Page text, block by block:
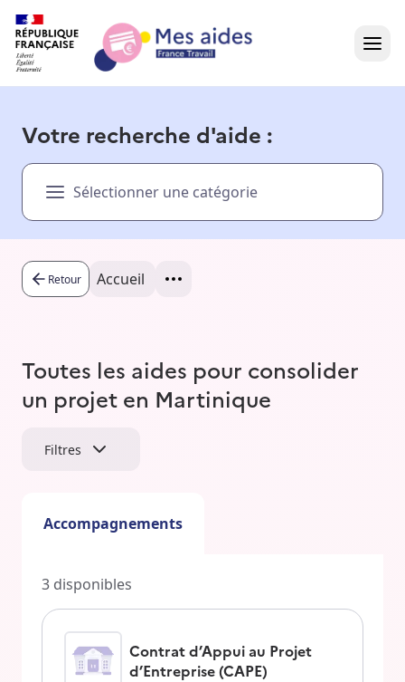
Présentation vidéo
Besoin d'aide ?
Votre recherche d'aide :
Sélectionner une catégorie
Retour Accueil
Toutes les aides pour consolider
un projet en Martinique
Filtres
Accompagnements
3 disponibles
Contrat d’Appui au Projet
d’Entreprise (CAPE)